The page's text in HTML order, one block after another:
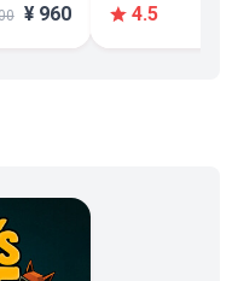
¥ 960 4.5